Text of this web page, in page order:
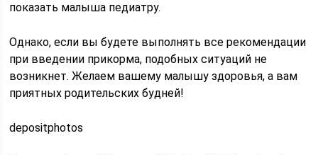
показать малыша педиатру.
Однако, если вы будете выполнять все рекомендации
при введении прикорма, подобных ситуаций не
возникнет. Желаем вашему малышу здоровья, а вам
приятных родительских будней!
depositphotos